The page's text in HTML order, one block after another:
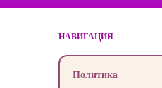
НАВИГАЦИЯ
Политика